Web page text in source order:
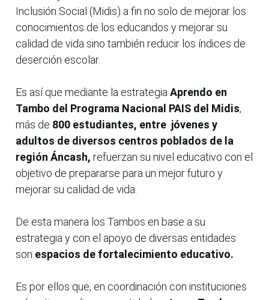
Inclusión Social (Midis) a fin no solo de mejorar los
conocimientos de los educandos y mejorar su
calidad de vida sino también reducir los índices de
deserción escolar.
Es así que mediante la estrategia Aprendo en
Tambo del Programa Nacional PAIS del Midis,
más de 800 estudiantes, entre jóvenes y
adultos de diversos centros poblados de la
región Áncash, refuerzan su nivel educativo con el
objetivo de prepararse para un mejor futuro y
mejorar su calidad de vida.
De esta manera los Tambos en base a su
estrategia y con el apoyo de diversas entidades
son espacios de fortalecimiento educativo.
Es por ellos que, en coordinación con instituciones